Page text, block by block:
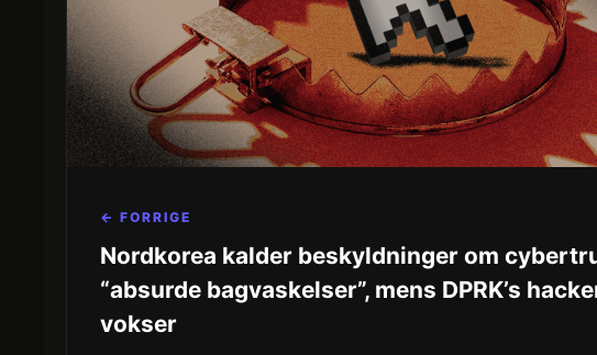
← FORRIGE
Nordkorea kalder beskyldninger om
“absurde bagvaskelser”, mens DPRK’s
vokser